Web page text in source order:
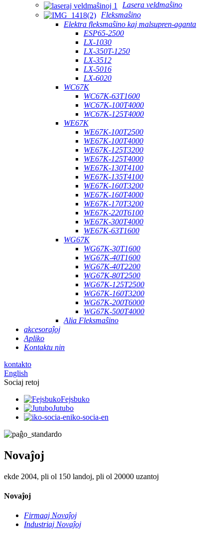
Lasera veldmaŝino
Fleksmaŝino
Elektra fleksmaŝino kaj malsupren-aganta
ESP65-2500
LX-1030
LX-350T-1250
LX-3512
LX-5016
LX-6020
WC67K
WC67K-63T1600
WC67K-100T4000
WC67K-125T4000
WE67K
WE67K-100T2500
WE67K-100T4000
WE67K-125T3200
WE67K-125T4000
WE67K-130T4100
WE67K-135T4100
WE67K-160T3200
WE67K-160T4000
WE67K-170T3200
WE67K-220T6100
WE67K-300T4000
WE67K-63T1600
WG67K
WG67K-30T1600
WG67K-40T1600
WG67K-40T2200
WG67K-80T2500
WG67K-125T2500
WG67K-160T3200
WG67K-200T6000
WG67K-500T4000
Alia Fleksmaŝino
akcesoraĵoj
Apliko
Kontaktu nin
kontakto
English
Sociaj retoj
Fejsbuko
Jutubo
iko-socia-en
Novaĵoj
ekde 2004, pli ol 150 landoj, pli ol 20000 uzantoj
Novaĵoj
Firmaaj Novaĵoj
Industriaj Novaĵoj